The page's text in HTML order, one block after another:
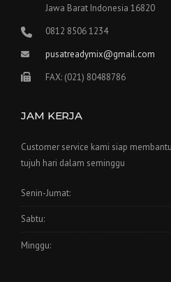
Jawa Barat Indonesia 16820
0812 8506 1234
pusatreadymix@gmail.com
FAX: (021) 80488786
JAM KERJA
Customer service kami siap
tujuh hari dalam seminggu
Senin-Jumat:
Sabtu:
Minggu: